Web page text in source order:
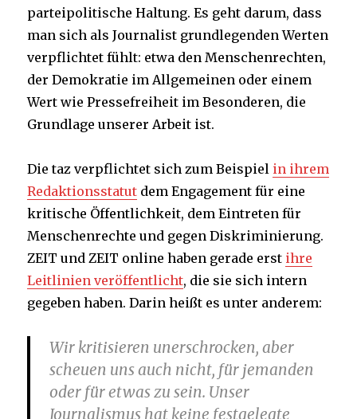
parteipolitische Haltung. Es geht darum, dass
man sich als Journalist grundlegenden Werten
verpflichtet fühlt: etwa den Menschenrechten,
der Demokratie im Allgemeinen oder einem
Wert wie Pressefreiheit im Besonderen, die
Grundlage unserer Arbeit ist.
Die taz verpflichtet sich zum Beispiel in ihrem
Redaktionsstatut dem Engagement für eine
kritische Öffentlichkeit, dem Eintreten für
Menschenrechte und gegen Diskriminierung.
ZEIT und ZEIT online haben gerade erst ihre
Leitlinien veröffentlicht, die sie sich intern
gegeben haben. Darin heißt es unter anderem:
Wir kritisieren unerschrocken, aber
scheuen uns auch nicht, für jemanden
oder für etwas zu sein. Unser
Journalismus hat keine festgelegte